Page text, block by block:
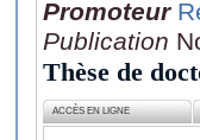
Promoteur
Publication
Thèse de
ACCÈS EN LIGNE